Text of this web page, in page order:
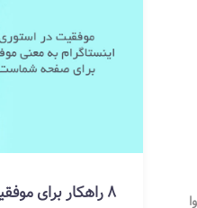
8 راهکار برای موفقیت در استوری اینستاگرام